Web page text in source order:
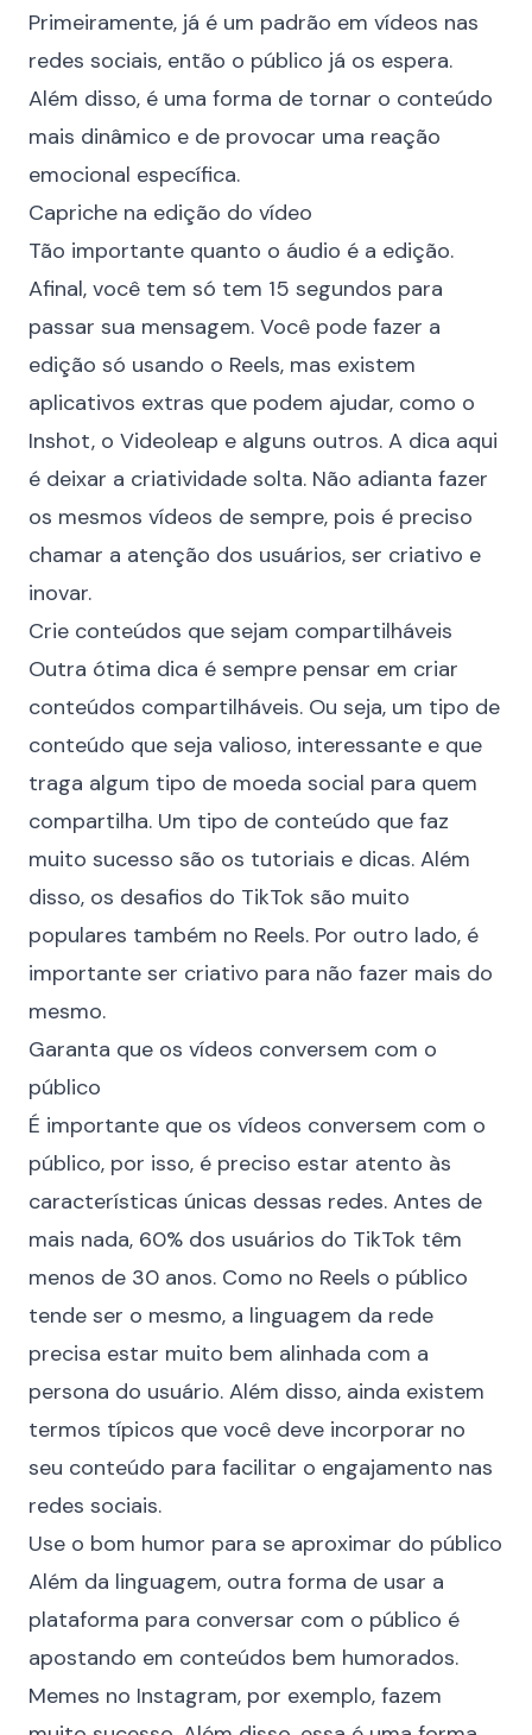
Primeiramente, já é um padrão em vídeos nas
redes sociais, então o público já os espera.
Além disso, é uma forma de tornar o conteúdo
mais dinâmico e de provocar uma reação
emocional específica.
Capriche na edição do vídeo
Tão importante quanto o áudio é a edição.
Afinal, você tem só tem 15 segundos para
passar sua mensagem. Você pode fazer a
edição só usando o Reels, mas existem
aplicativos extras que podem ajudar, como o
Inshot, o Videoleap e alguns outros. A dica aqui
é deixar a criatividade solta. Não adianta fazer
os mesmos vídeos de sempre, pois é preciso
chamar a atenção dos usuários, ser criativo e
inovar.
Crie conteúdos que sejam compartilháveis
Outra ótima dica é sempre pensar em criar
conteúdos compartilháveis. Ou seja, um tipo de
conteúdo que seja valioso, interessante e que
traga algum tipo de moeda social para quem
compartilha. Um tipo de conteúdo que faz
muito sucesso são os tutoriais e dicas. Além
disso, os desafios do TikTok são muito
populares também no Reels. Por outro lado, é
importante ser criativo para não fazer mais do
mesmo.
Garanta que os vídeos conversem com o
público
É importante que os vídeos conversem com o
público, por isso, é preciso estar atento às
características únicas dessas redes. Antes de
mais nada, 60% dos usuários do TikTok têm
menos de 30 anos. Como no Reels o público
tende ser o mesmo, a linguagem da rede
precisa estar muito bem alinhada com a
persona do usuário. Além disso, ainda existem
termos típicos que você deve incorporar no
seu conteúdo para facilitar o engajamento nas
redes sociais.
Use o bom humor para se aproximar do público
Além da linguagem, outra forma de usar a
plataforma para conversar com o público é
apostando em conteúdos bem humorados.
Memes no Instagram, por exemplo, fazem